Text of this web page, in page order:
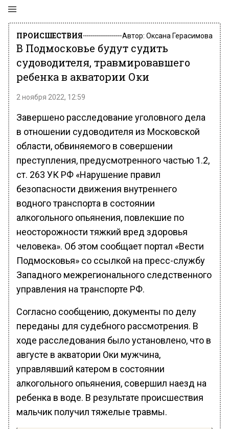
ПРОИСШЕСТВИЯ Автор: Оксана Герасимова
В Подмосковье будут судить
судоводителя, травмировавшего
ребенка в акватории Оки
2 ноября 2022, 12:59
Завершено расследование уголовного дела
в отношении судоводителя из Московской
области, обвиняемого в совершении
преступления, предусмотренного частью 1.2,
ст. 263 УК РФ «Нарушение правил
безопасности движения внутреннего
водного транспорта в состоянии
алкогольного опьянения, повлекшие по
неосторожности тяжкий вред здоровья
человека». Об этом сообщает портал «Вести
Подмосковья» со ссылкой на пресс-службу
Западного межрегионального следственного
управления на транспорте РФ.
Согласно сообщению, документы по делу
переданы для судебного рассмотрения. В
ходе расследования было установлено, что в
августе в акватории Оки мужчина,
управлявший катером в состоянии
алкогольного опьянения, совершил наезд на
ребенка в воде. В результате происшествия
мальчик получил тяжелые травмы.